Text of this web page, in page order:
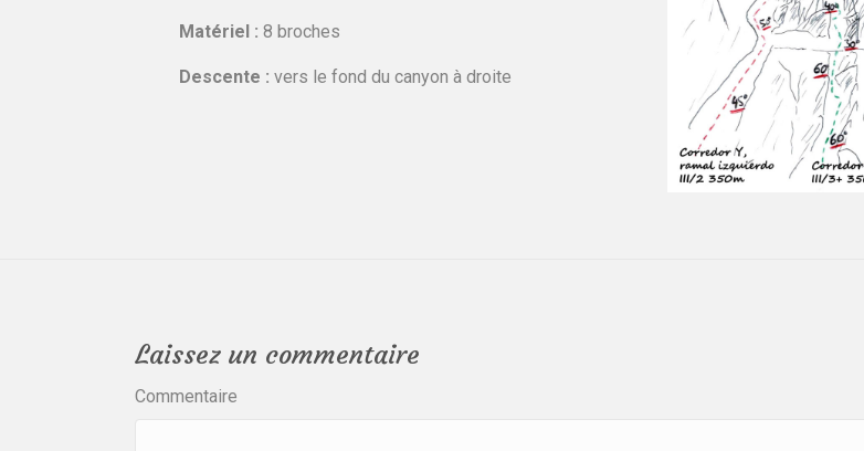
Matériel : 8 broches
Descente : vers le fond du canyon à droite
Laissez un commentaire
Commentaire